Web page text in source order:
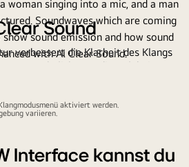
Sound
verbessert die Klarheit des Klangs
Audio-Erlebnis.
aktiviert werden.
variieren.
Interface kannst du